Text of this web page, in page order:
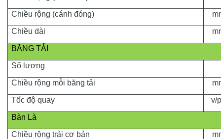
Chiều rộng (cánh đóng)
Chiều dài
BĂNG TẢI
Số lượng
Chiều rộng mỗi băng tải
Tốc độ quay v/
Bàn Là
Chiều rộng trải cơ bản